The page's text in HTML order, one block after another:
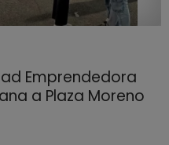
Emprendedora
a Plaza Moreno